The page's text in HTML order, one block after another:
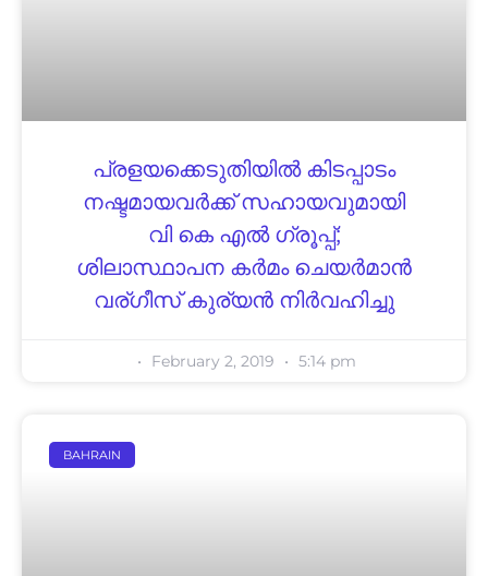
പ്രളയക്കെടുതിയിൽ കിടപ്പാടം
നഷ്ടമായവർക്ക് സഹായവുമായി
വി കെ എൽ ഗ്രൂപ്പ്;
ശിലാസ്ഥാപന കർമം ചെയർമാൻ
വര്ഗീസ് കുര്യൻ നിർവഹിച്ചു
February 2, 2019 5:14 pm
BAHRAIN